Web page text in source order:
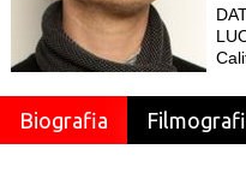
Biografia